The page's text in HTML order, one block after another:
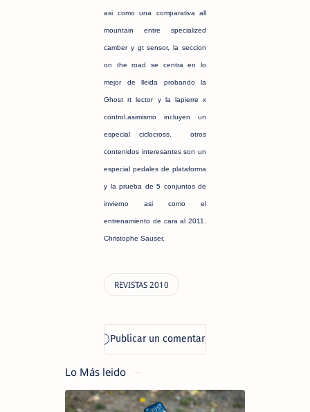
asi como una comparativa all
mountain entre specialized
camber y gt sensor, la seccion
on the road se centra en lo
mejor de lleida probando la
Ghost rt lector y la lapierre x
control.asimismo incluyen un
especial ciclocross. otros
contenidos interesantes son un
especial pedales de plataforma
y la prueba de 5 conjuntos de
invierno asi como el
entrenamiento de cara al 2011.
Christophe Sauser.
Lo Más leido